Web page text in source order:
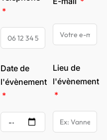
Date de
l'évènement
Lieu de
l'évènement